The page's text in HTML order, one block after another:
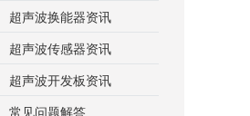
超声波换能器资讯
超声波传感器资讯
超声波开发板资讯
常见问题解答